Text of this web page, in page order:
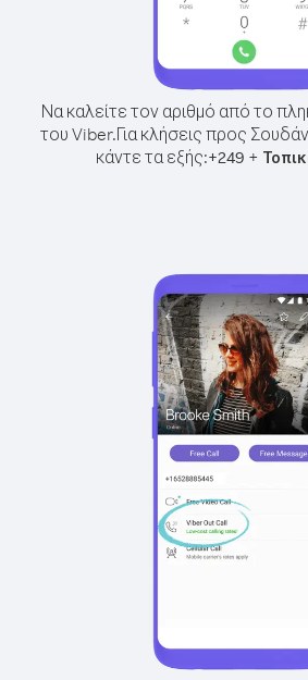
Να καλείτε τον αριθμό από το
του Viber.Για κλήσεις προς
κάντε τα εξής:+249 +